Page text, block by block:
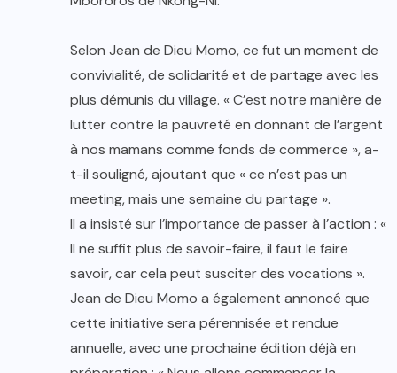
Selon Jean de Dieu Momo, ce fut un moment de
convivialité, de solidarité et de partage avec les
plus démunis du village. « C’est notre manière de
lutter contre la pauvreté en donnant de l’argent
à nos mamans comme fonds de commerce », a-
t-il souligné, ajoutant que « ce n’est pas un
meeting, mais une semaine du partage ».
Il a insisté sur l’importance de passer à l’action : «
Il ne suffit plus de savoir-faire, il faut le faire
savoir, car cela peut susciter des vocations ».
Jean de Dieu Momo a également annoncé que
cette initiative sera pérennisée et rendue
annuelle, avec une prochaine édition déjà en